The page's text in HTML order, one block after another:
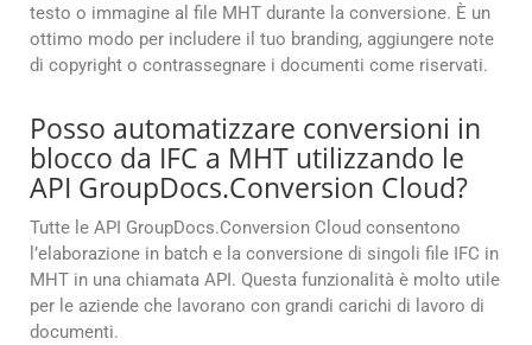
testo o immagine al file MHT durante la conversione. È un
ottimo modo per includere il tuo branding, aggiungere note
di copyright o contrassegnare i documenti come riservati.
Posso automatizzare conversioni in
blocco da IFC a MHT utilizzando le
API GroupDocs.Conversion Cloud?
Tutte le API GroupDocs.Conversion Cloud consentono
l’elaborazione in batch e la conversione di singoli file IFC in
MHT in una chiamata API. Questa funzionalità è molto utile
per le aziende che lavorano con grandi carichi di lavoro di
documenti.